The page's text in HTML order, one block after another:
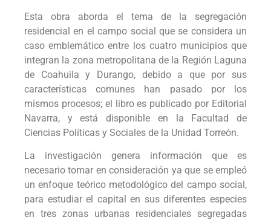
Esta obra aborda el tema de la segregación
residencial en el campo social que se considera un
caso emblemático entre los cuatro municipios que
integran la zona metropolitana de la Región Laguna
de Coahuila y Durango, debido a que por sus
características comunes han pasado por los
mismos procesos; el libro es publicado por Editorial
Navarra, y está disponible en la Facultad de
Ciencias Políticas y Sociales de la Unidad Torreón.
La investigación genera información que es
necesario tomar en consideración ya que se empleó
un enfoque teórico metodológico del campo social,
para estudiar el capital en sus diferentes especies
en tres zonas urbanas residenciales segregadas